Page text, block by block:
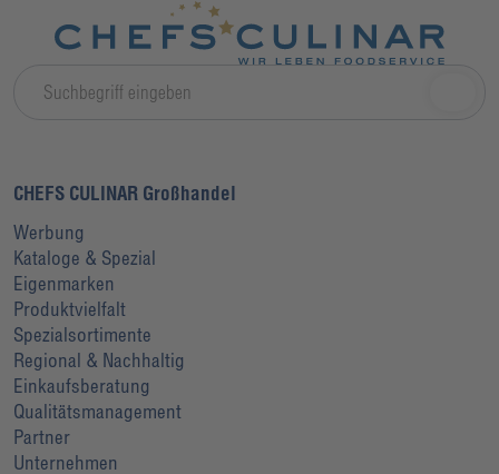
CHEFS CULINAR Großhandel
Werbung
Kataloge & Spezial
Eigenmarken
Produktvielfalt
Spezialsortimente
Regional & Nachhaltig
Einkaufsberatung
Qualitätsmanagement
Partner
Unternehmen